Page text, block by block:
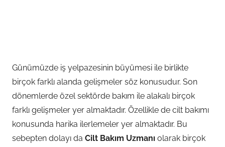
Günümüzde iş yelpazesinin büyümesi ile birlikte
birçok farklı alanda gelişmeler söz konusudur. Son
dönemlerde özel sektörde bakım ile alakalı birçok
farklı gelişmeler yer almaktadır. Özellikle de cilt bakımı
konusunda harika ilerlemeler yer almaktadır. Bu
sebepten dolayı da Cilt Bakım Uzmanı olarak birçok